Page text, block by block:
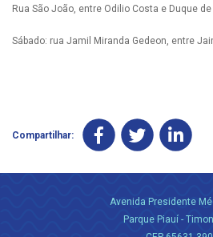
Rua São João, entre Odilio Costa e Duque
Sábado: rua Jamil Miranda Gedeon, entre
Compartilhar:
Avenida Presidente
Parque Piauí -